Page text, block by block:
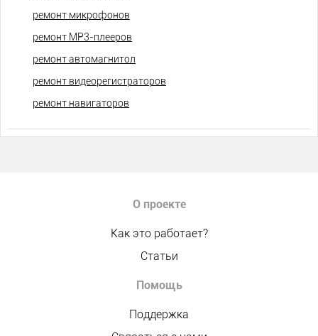
ремонт микрофонов
ремонт МР3-плееров
ремонт автомагнитол
ремонт видеорегистраторов
ремонт навигаторов
О проекте
Как это работает?
Статьи
Помощь
Поддержка